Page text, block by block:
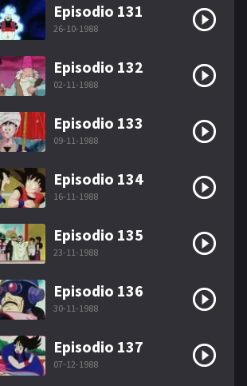
Episodio 131
26-10-1988
Episodio 132
02-11-1988
Episodio 133
09-11-1988
Episodio 134
16-11-1988
Episodio 135
23-11-1988
Episodio 136
30-11-1988
Episodio 137
07-12-1988